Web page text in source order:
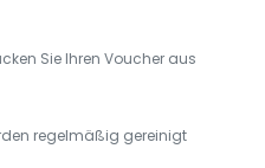
Sie Ihren Voucher aus
regelmäßig gereinigt